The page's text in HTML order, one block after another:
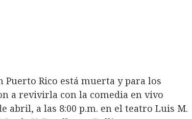
Rico está muerta y para los
a revivirla con la comedia en vivo
abril, a las 8:00 p.m. en el teatro Luis M.